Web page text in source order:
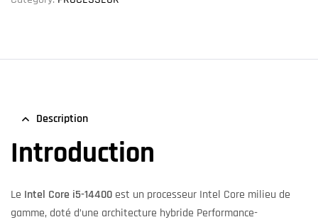
Description
Introduction
Le Intel Core i5-14400 est un processeur Intel Core milieu de
gamme, doté d’une architecture hybride Performance-